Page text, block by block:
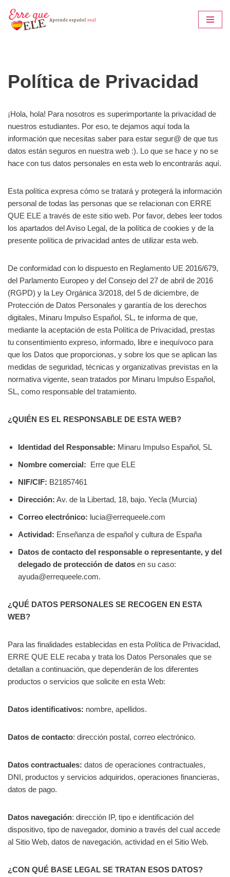
Saltar
Política de Privacidad
¡Hola, hola! Para nosotros es superimportante la privacidad de
nuestros estudiantes. Por eso, te dejamos aquí toda la
información que necesitas saber para estar segur@ de que tus
datos están seguros en nuestra web :). Lo que se hace y no se
hace con tus datos personales en esta web lo encontrarás aquí.
Esta política expresa cómo se tratará y protegerá la información
personal de todas las personas que se relacionan con ERRE
QUE ELE a través de este sitio web. Por favor, debes leer todos
los apartados del Aviso Legal, de la política de cookies y de la
presente política de privacidad antes de utilizar esta web.
De conformidad con lo dispuesto en Reglamento UE 2016/679,
del Parlamento Europeo y del Consejo del 27 de abril de 2016
(RGPD) y la Ley Orgánica 3/2018, del 5 de diciembre, de
Protección de Datos Personales y garantía de los derechos
digitales, Minaru Impulso Español, SL, te informa de que,
mediante la aceptación de esta Política de Privacidad, prestas
tu consentimiento expreso, informado, libre e inequívoco para
que los Datos que proporcionas, y sobre los que se aplican las
medidas de seguridad, técnicas y organizativas previstas en la
normativa vigente, sean tratados por Minaru Impulso Español,
SL, como responsable del tratamiento.
¿QUIÉN ES EL RESPONSABLE DE ESTA WEB?
Identidad del Responsable: Minaru Impulso Español, SL
Nombre comercial: Erre que ELE
NIF/CIF: B21857461
Dirección: Av. de la Libertad, 18, bajo. Yecla (Murcia)
Correo electrónico: lucia@errequeele.com
Actividad: Enseñanza de español y cultura de España
Datos de contacto del responsable o representante, y del
delegado de protección de datos en su caso:
ayuda@errequeele.com.
¿QUÉ DATOS PERSONALES SE RECOGEN EN ESTA
WEB?
Para las finalidades establecidas en esta Política de Privacidad,
ERRE QUE ELE recaba y trata los Datos Personales que se
detallan a continuación, que dependerán de los diferentes
productos o servicios que solicite en esta Web:
Datos identificativos: nombre, apellidos.
Datos de contacto: dirección postal, correo electrónico.
Datos contractuales: datos de operaciones contractuales,
DNI, productos y servicios adquiridos, operaciones financieras,
datos de pago.
Datos navegación: dirección IP, tipo e identificación del
dispositivo, tipo de navegador, dominio a través del cual accede
al Sitio Web, datos de navegación, actividad en el Sitio Web.
¿CON QUÉ BASE LEGAL SE TRATAN ESOS DATOS?